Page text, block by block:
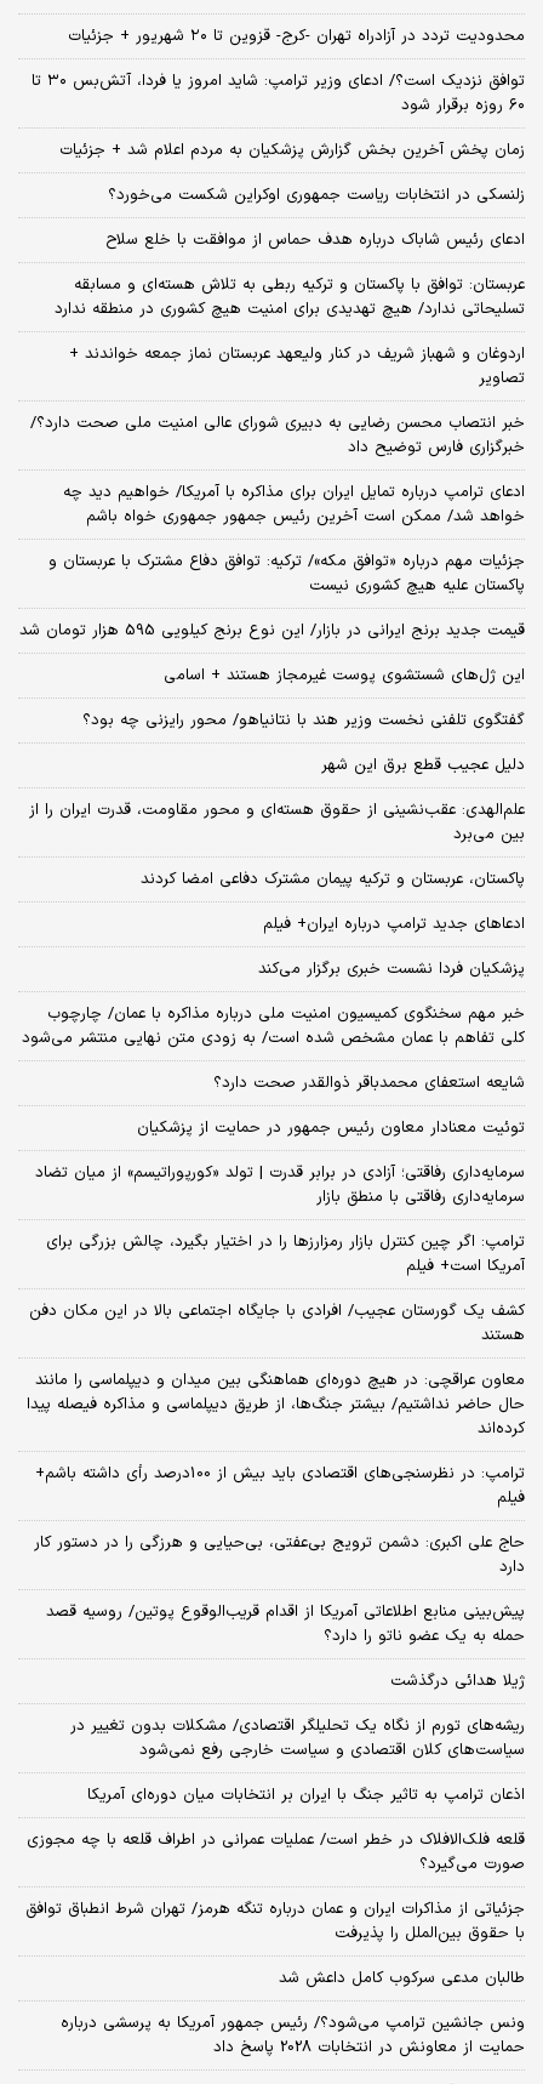
محدودیت تردد در آزادراه تهران -کرج- قزوین تا ۲۰ شهریور + جزئیات
توافق نزدیک است؟/ ادعای وزیر ترامپ: شاید امروز یا فردا، آتش‌بس ۳۰ تا
۶۰ روزه برقرار شود
زمان پخش آخرین بخش گزارش پزشکیان به مردم اعلام شد + جزئیات
زلنسکی در انتخابات ریاست جمهوری اوکراین شکست می‌خورد؟
ادعای رئیس شاباک درباره هدف حماس از موافقت با خلع سلاح
عربستان: توافق با پاکستان و ترکیه ربطی به تلاش هسته‌ای و مسابقه
تسلیحاتی ندارد/ هیچ تهدیدی برای امنیت هیچ کشوری در منطقه ندارد
اردوغان و شهباز شریف در کنار ولیعهد عربستان نماز جمعه خواندند +
تصاویر
خبر انتصاب محسن رضایی به دبیری شورای عالی امنیت ملی صحت دارد؟/
خبرگزاری فارس توضیح داد
ادعای ترامپ درباره تمایل ایران برای مذاکره با آمریکا/ خواهیم دید چه
خواهد شد/ ممکن است آخرین رئیس‌ جمهور جمهوری خواه باشم
جزئیات مهم درباره «توافق مکه»/ ترکیه‌: توافق دفاع مشترک با عربستان و
پاکستان علیه هیچ کشوری نیست
قیمت جدید برنج ایرانی در بازار/ این نوع برنج کیلویی 595 هزار تومان شد
این ژل‌های شستشوی پوست غیرمجاز هستند + اسامی
گفتگوی تلفنی نخست وزیر هند با نتانیاهو/ محور رایزنی چه بود؟
دلیل عجیب قطع برق این شهر
علم‌الهدی: عقب‌نشینی از حقوق هسته‌ای و محور مقاومت، قدرت ایران را از
بین می‌برد
پاکستان، عربستان و ترکیه پیمان مشترک دفاعی امضا کردند
ادعاهای جدید ترامپ درباره ایران+ فیلم
پزشکیان فردا نشست خبری برگزار می‌کند
خبر مهم سخنگوی کمیسیون امنیت ملی درباره مذاکره با عمان/ چارچوب
کلی تفاهم با عمان مشخص شده است/ به زودی متن نهایی منتشر می‌شود
شایعه استعفای محمدباقر ذوالقدر صحت دارد؟
توئیت معنادار معاون رئیس جمهور در حمایت از پزشکیان
سرمایه‌داری رفاقتی؛ آزادی در برابر قدرت | تولد «کورپوراتیسم» از میان تضاد
سرمایه‌داری رفاقتی با منطق بازار
ترامپ: اگر چین کنترل بازار رمزارزها را در اختیار بگیرد، چالش بزرگی برای
آمریکا است+ فیلم
کشف یک گورستان عجیب/ افرادی با جایگاه اجتماعی بالا در این مکان دفن
هستند
معاون عراقچی: در هیچ دوره‌ای هماهنگی بین میدان و دیپلماسی را مانند
حال حاضر نداشتیم/ بیشتر جنگ‌ها، از طریق دیپلماسی و مذاکره فیصله پیدا
کرده‌اند
ترامپ: در نظرسنجی‌های اقتصادی باید بیش از 100درصد رأی داشته باشم+
فیلم
حاج علی اکبری: دشمن ترویج بی‌عفتی، بی‌حیایی و هرزگی را در دستور کار
دارد
پیش‌بینی منابع اطلاعاتی آمریکا از اقدام قریب‌الوقوع پوتین/ روسیه قصد
حمله به یک عضو ناتو را دارد؟
ژیلا هدائی درگذشت
ریشه‌های تورم از نگاه یک تحلیلگر اقتصادی/ مشکلات بدون تغییر در
سیاست‌های کلان اقتصادی و سیاست خارجی رفع نمی‌شود
اذعان ترامپ به تاثیر جنگ با ایران بر انتخابات میان دوره‌ای آمریکا
قلعه فلک‌الافلاک در خطر است/ عملیات عمرانی در اطراف قلعه با چه مجوزی
صورت می‌گیرد؟
جزئیاتی از مذاکرات ایران و عمان درباره تنگه هرمز/ تهران شرط انطباق توافق
با حقوق بین‌الملل را پذیرفت
طالبان مدعی سرکوب کامل داعش شد
ونس جانشین ترامپ می‌شود؟/ رئیس جمهور آمریکا به پرسشی درباره
حمایت از معاونش در انتخابات 2028 پاسخ داد